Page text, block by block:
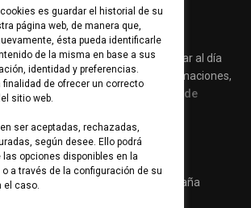
canal de comunicaciones para estar al día
productos o servicios, formaciones,
información, visita nuestra
política de
33, PB B 28036 | Madrid | España
es guardar el historial de su
página web, de manera que,
ésta pueda identificarle
de la misma en base a sus
identidad y preferencias.
finalidad de ofrecer un correcto
sitio web.
ser aceptadas, rechazadas,
según desee. Ello podrá
opciones disponibles en la
a través de la configuración de su
el caso.